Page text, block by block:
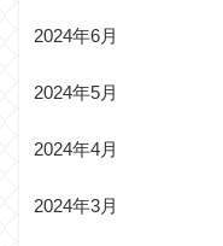
2024年6月
2024年5月
2024年4月
2024年3月